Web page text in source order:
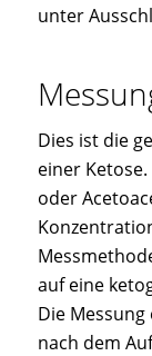
unter
Dies ist die
einer
oder
auf eine
Die
nach dem